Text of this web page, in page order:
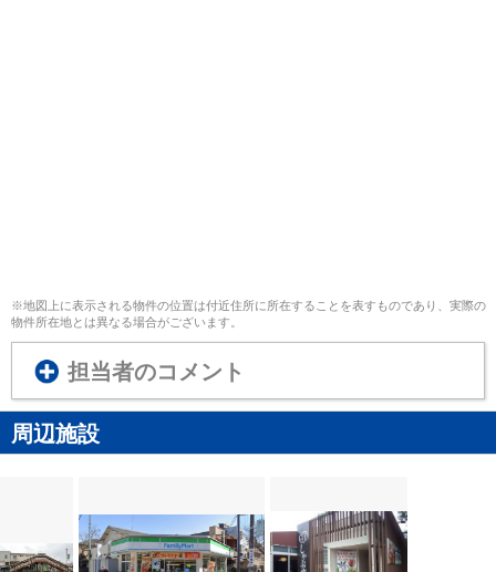
※地図上に表示される物件の位置は付近住所に所在することを表すものであり、実際の
物件所在地とは異なる場合がございます。
担当者のコメント
周辺施設